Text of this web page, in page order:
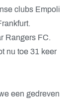
clubs Empoli
Rangers FC.
nu toe 31 keer
een gedreven